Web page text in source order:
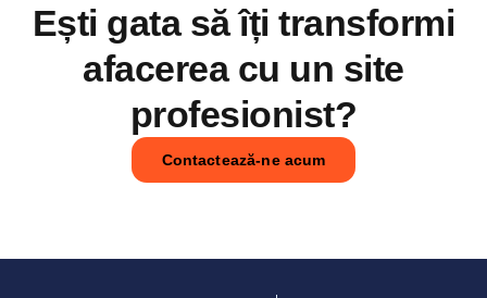
Ești gata să îți transformi
afacerea cu un site
profesionist?
Contactează-ne acum